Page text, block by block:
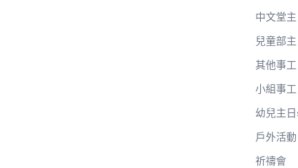
中文堂
兒童部
其他事工
小組事工
幼兒主
戶外活動
祈禱會